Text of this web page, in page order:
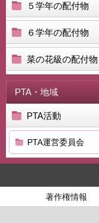
５学年の配付物
６学年の配付物
菜の花級の配付物
PTA・地域
PTA活動
PTA運営委員会
著作権情報